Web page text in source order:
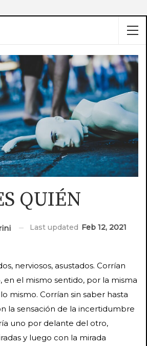
QUIÉN
Last updated Feb 12, 2021
nerviosos, asustados. Corrían
en el mismo sentido, por la misma
mismo. Corrían sin saber hasta
la sensación de la incertidumbre
uno por delante del otro,
y luego con la mirada